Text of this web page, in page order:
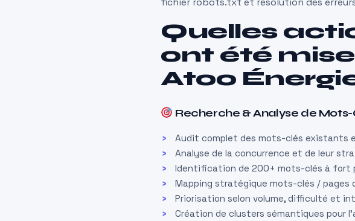
Quelles
ont été
Atoo
Recherche & Analyse de
Audit complet des mots-clés existants
Analyse de la concurrence et de leur
Identification de 200+ mots-clés à fort
Mapping stratégique mots-clés / pages
Priorisation selon volume, difficulté et
Création de clusters sémantiques pour